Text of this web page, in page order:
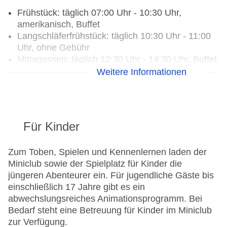
Frühstück: täglich 07:00 Uhr - 10:30 Uhr,
amerikanisch, Buffet
Langschläferfrühstück: täglich 10:30 Uhr - 11:00
Uhr, ohne Gebühr
Mittagessen: täglich 12:30 Uhr - 14:30 Uhr, Buffet
Abendessen: täglich 19:00 Uhr - 21:30 Uhr, Buffet
Hauptrestaurant „FILOXENIA main restaurant“:
italienisch, mediterran, mexikanisch,
Fisch/Meeresfrüchte, Diätküche: ohne Gebühr,
Anfrage & Reservierung notwendig, glutenfreie
Gerichte: ohne Gebühr, Anfrage & Reservierung
notwendig, Kindermenü: ohne Gebühr, Anfrage &
Reservierung nicht notwendig, lactosefreie
Gerichte: ohne Gebühr, Anfrage & Reservierung
Weitere Informationen
Für Kinder
Zum Toben, Spielen und Kennenlernen laden der
Miniclub sowie der Spielplatz für Kinder die
jüngeren Abenteurer ein. Für jugendliche Gäste bis
einschließlich 17 Jahre gibt es ein
abwechslungsreiches Animationsprogramm. Bei
Bedarf steht eine Betreuung für Kinder im Miniclub
zur Verfügung.